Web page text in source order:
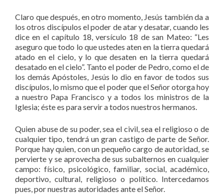
Claro que después, en otro momento, Jesús también da a
los otros discípulos el poder de atar y desatar, cuando les
dice en el capítulo 18, versículo 18 de san Mateo: “Les
aseguro que todo lo que ustedes aten en la tierra quedará
atado en el cielo, y lo que desaten en la tierra quedará
desatado en el cielo”. Tanto el poder de Pedro, como el de
los demás Apóstoles, Jesús lo dio en favor de todos sus
discípulos, lo mismo que el poder que el Señor otorga hoy
a nuestro Papa Francisco y a todos los ministros de la
Iglesia; éste es para servir a todos nuestros hermanos.
Quien abuse de su poder, sea el civil, sea el religioso o de
cualquier tipo, tendrá un gran castigo de parte de Señor.
Porque hay quien, con un pequeño cargo de autoridad, se
pervierte y se aprovecha de sus subalternos en cualquier
campo: físico, psicológico, familiar, social, académico,
deportivo, cultural, religioso o político. Intercedamos
pues, por nuestras autoridades ante el Señor.